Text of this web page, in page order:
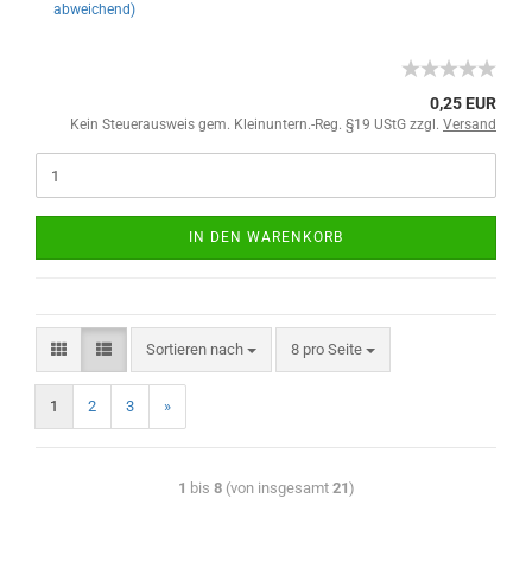
abweichend)
0,25 EUR
Kein Steuerausweis gem. Kleinuntern.-Reg. §19 UStG zzgl. Versand
IN DEN WARENKORB
Sortieren nach 8 pro Seite
1 2 3 »
1 bis 8(von insgesamt 21)